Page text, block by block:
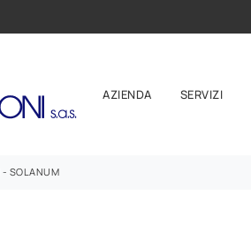
AZIENDA SERVIZI
- SOLANUM